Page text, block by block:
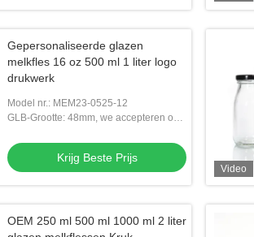
Gepersonaliseerde glazen
melkfles 16 oz 500 ml 1 liter logo
drukwerk
Model nr.: MEM23-0525-12
GLB-Grootte: 48mm, we accepteren ook
Krijg Beste Prijs
Video
OEM 250 ml 500 ml 1000 ml 2 liter